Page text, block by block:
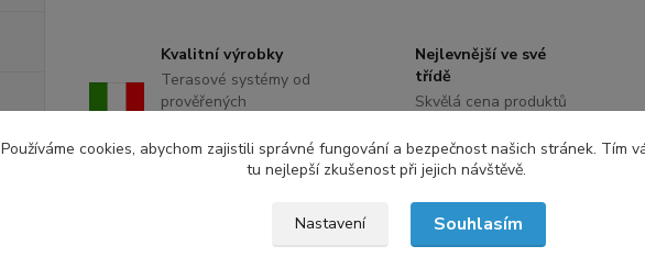
Kvalitní výrobky
Terasové systémy od
prověřených
Čech a Slovenska
Nejlevnější ve své
třídě
Skvělá cena produktů
nosnosti
Používáme cookies, abychom zajistili správné fungování a bezpečnost našich stránek. Tím
tu nejlepší zkušenost při jejich návštěvě.
Nastavení Souhlasím